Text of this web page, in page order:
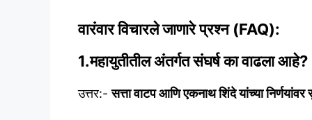
वारंवार विचारले जाणारे प्रश्न (FAQ):
1.महायुतीतील अंतर्गत संघर्ष का वाढला आहे?
उत्तर:-सत्ता वाटप आणि एकनाथ शिंदे यांच्या